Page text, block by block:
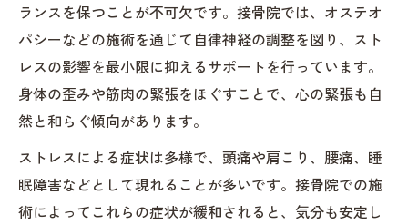
ランスを保つことが不可欠です。接骨院では、オステオ
パシーなどの施術を通じて自律神経の調整を図り、スト
レスの影響を最小限に抑えるサポートを行っています。
身体の歪みや筋肉の緊張をほぐすことで、心の緊張も自
然と和らぐ傾向があります。
ストレスによる症状は多様で、頭痛や肩こり、腰痛、睡
眠障害などとして現れることが多いです。接骨院での施
術によってこれらの症状が緩和されると、気分も安定し